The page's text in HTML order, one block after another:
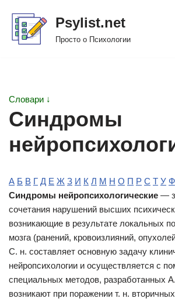
Перейти
Psylist.net
Просто о Психологии
Словари ↓
Синдромы
А Б В Г Д Е Ж З И К Л М Н О П Р С Т У Ф
Синдромы нейропсихологические —
сочетания нарушений высших
возникающие в результате локальных
мозга (ранений, кровоизлияний,
С. н. составляет основную задачу
нейропсихологии и осуществляется с
специальных методов, разработанных
возникают при поражении т. н.